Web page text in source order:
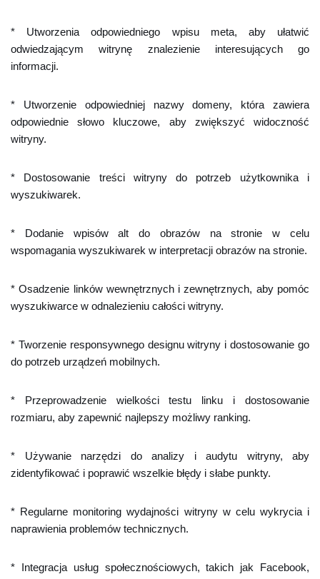
* Utworzenia odpowiedniego wpisu meta, aby ułatwić
odwiedzającym witrynę znalezienie interesujących go
informacji.
* Utworzenie odpowiedniej nazwy domeny, która zawiera
odpowiednie słowo kluczowe, aby zwiększyć widoczność
witryny.
* Dostosowanie treści witryny do potrzeb użytkownika i
wyszukiwarek.
* Dodanie wpisów alt do obrazów na stronie w celu
wspomagania wyszukiwarek w interpretacji obrazów na stronie.
* Osadzenie linków wewnętrznych i zewnętrznych, aby pomóc
wyszukiwarce w odnalezieniu całości witryny.
* Tworzenie responsywnego designu witryny i dostosowanie go
do potrzeb urządzeń mobilnych.
* Przeprowadzenie wielkości testu linku i dostosowanie
rozmiaru, aby zapewnić najlepszy możliwy ranking.
* Używanie narzędzi do analizy i audytu witryny, aby
zidentyfikować i poprawić wszelkie błędy i słabe punkty.
* Regularne monitoring wydajności witryny w celu wykrycia i
naprawienia problemów technicznych.
* Integracja usług społecznościowych, takich jak Facebook,